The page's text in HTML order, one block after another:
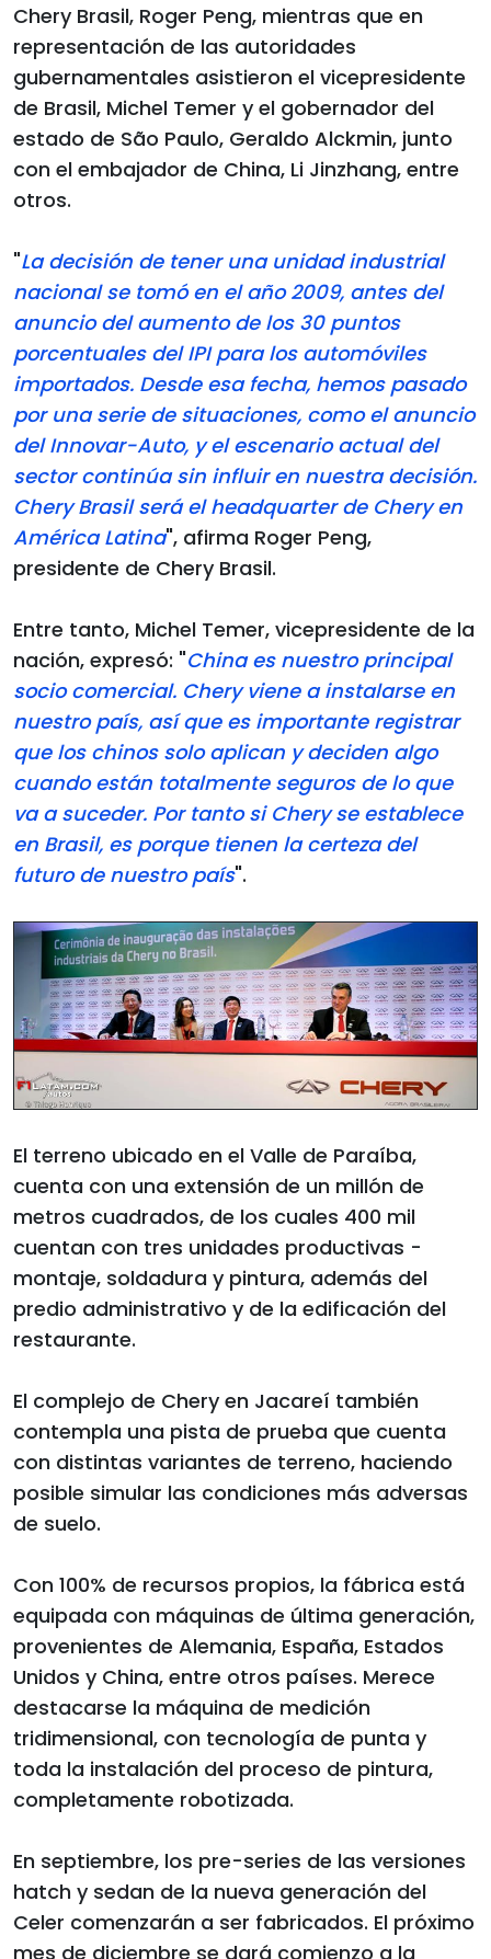
Chery Brasil, Roger Peng, mientras que en
representación de las autoridades
gubernamentales asistieron el vicepresidente
de Brasil, Michel Temer y el gobernador del
estado de São Paulo, Geraldo Alckmin, junto
con el embajador de China, Li Jinzhang, entre
otros.
"La decisión de tener una unidad industrial
nacional se tomó en el año 2009, antes del
anuncio del aumento de los 30 puntos
porcentuales del IPI para los automóviles
importados. Desde esa fecha, hemos pasado
por una serie de situaciones, como el anuncio
del Innovar-Auto, y el escenario actual del
sector continúa sin influir en nuestra decisión.
Chery Brasil será el headquarter de Chery en
América Latina", afirma Roger Peng,
presidente de Chery Brasil.
Entre tanto, Michel Temer, vicepresidente de la
nación, expresó: "China es nuestro principal
socio comercial. Chery viene a instalarse en
nuestro país, así que es importante registrar
que los chinos solo aplican y deciden algo
cuando están totalmente seguros de lo que
va a suceder. Por tanto si Chery se establece
en Brasil, es porque tienen la certeza del
futuro de nuestro país".
El terreno ubicado en el Valle de Paraíba,
cuenta con una extensión de un millón de
metros cuadrados, de los cuales 400 mil
cuentan con tres unidades productivas -
montaje, soldadura y pintura, además del
predio administrativo y de la edificación del
restaurante.
El complejo de Chery en Jacareí también
contempla una pista de prueba que cuenta
con distintas variantes de terreno, haciendo
posible simular las condiciones más adversas
de suelo.
Con 100% de recursos propios, la fábrica está
equipada con máquinas de última generación,
provenientes de Alemania, España, Estados
Unidos y China, entre otros países. Merece
destacarse la máquina de medición
tridimensional, con tecnología de punta y
toda la instalación del proceso de pintura,
completamente robotizada.
En septiembre, los pre-series de las versiones
hatch y sedan de la nueva generación del
Celer comenzarán a ser fabricados. El próximo
mes de diciembre se dará comienzo a la